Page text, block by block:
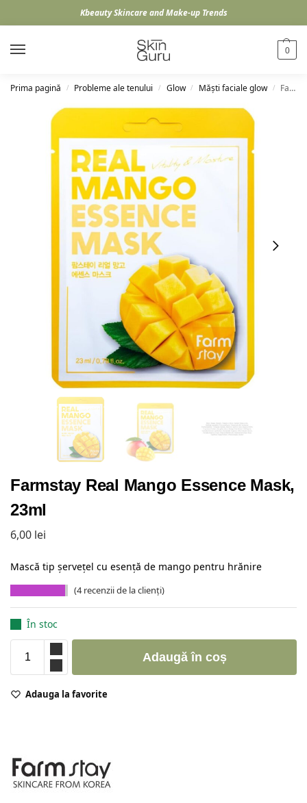
Kbeauty Skincare and Make-up Trends
0
Prima pagină / Probleme ale tenului / Glow / Măști faciale glow / Farmstay Real Mango Essence Mask, 23ml
Farmstay Real Mango Essence Mask,
23ml
6,00 lei
Mască tip șervețel cu esență de mango pentru hrănire
(4recenzii de la clienți)
În stoc
Adaugă în coș
Adauga la favorite